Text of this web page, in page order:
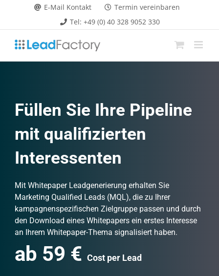
springen
E-Mail Kontakt
Termin vereinbaren
Tel: +49 (0) 40 328 9052 330
Füllen Sie Ihre Pipeline
mit qualifizierten
Interessenten
Mit Whitepaper Leadgenerierung erhalten Sie
Marketing Qualified Leads (MQL), die zu Ihrer
kampagnenspezifischen Zielgruppe passen und durch
den Download eines Whitepapers ein erstes Interesse
an Ihrem Whitepaper-Thema signalisiert haben.
ab 59 € Cost per Lead